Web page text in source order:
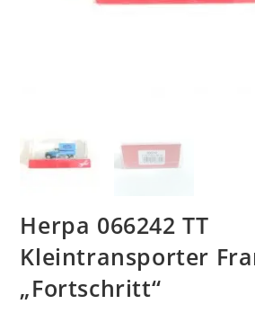
Herpa 066242 TT
Kleintransporter
„Fortschritt“